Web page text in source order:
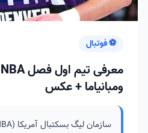
⚽ فوتبال
ومبانیاما + عکس